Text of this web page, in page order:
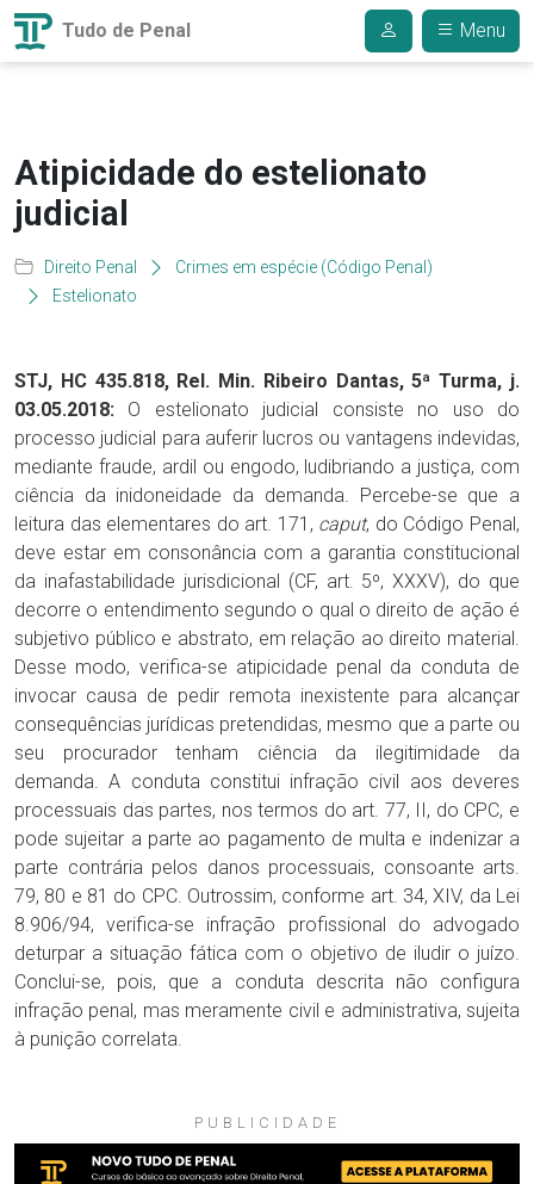
Tudo de Penal Menu
Atipicidade do estelionato
judicial
Direito Penal
Crimes em espécie (Código Penal)
Estelionato
STJ, HC 435.818, Rel. Min. Ribeiro Dantas, 5ª Turma, j.
03.05.2018: O estelionato judicial consiste no uso do
processo judicial para auferir lucros ou vantagens indevidas,
mediante fraude, ardil ou engodo, ludibriando a justiça, com
ciência da inidoneidade da demanda. Percebe-se que a
leitura das elementares do art. 171, caput, do Código Penal,
deve estar em consonância com a garantia constitucional
da inafastabilidade jurisdicional (CF, art. 5º, XXXV), do que
decorre o entendimento segundo o qual o direito de ação é
subjetivo público e abstrato, em relação ao direito material.
Desse modo, verifica-se atipicidade penal da conduta de
invocar causa de pedir remota inexistente para alcançar
consequências jurídicas pretendidas, mesmo que a parte ou
seu procurador tenham ciência da ilegitimidade da
demanda. A conduta constitui infração civil aos deveres
processuais das partes, nos termos do art. 77, II, do CPC, e
pode sujeitar a parte ao pagamento de multa e indenizar a
parte contrária pelos danos processuais, consoante arts.
79, 80 e 81 do CPC. Outrossim, conforme art. 34, XIV, da Lei
8.906/94, verifica-se infração profissional do advogado
deturpar a situação fática com o objetivo de iludir o juízo.
Conclui-se, pois, que a conduta descrita não configura
infração penal, mas meramente civil e administrativa, sujeita
à punição correlata.
PUBLICIDADE